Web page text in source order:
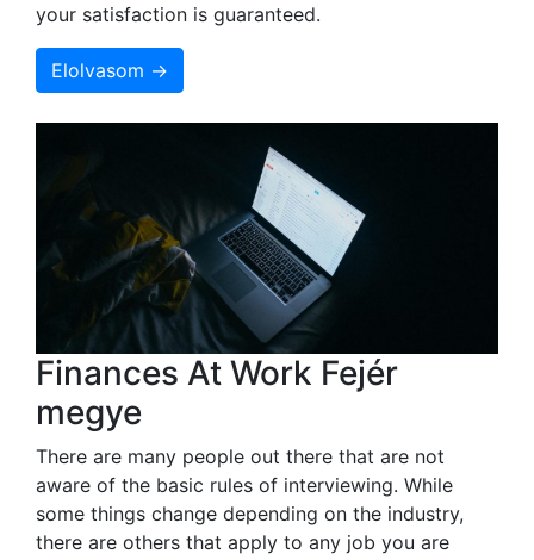
your satisfaction is guaranteed.
Elolvasom →
Finances At Work Fejér
megye
There are many people out there that are not
aware of the basic rules of interviewing. While
some things change depending on the industry,
there are others that apply to any job you are